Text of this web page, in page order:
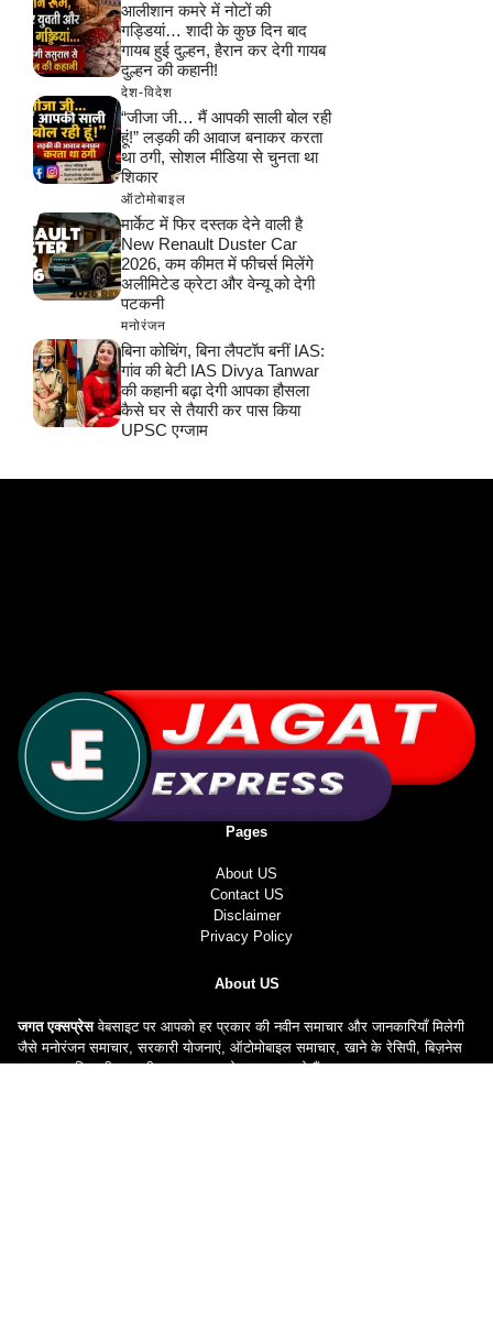
आलीशान कमरे में नोटों की
गड्डियां… शादी के कुछ दिन बाद
गायब हुई दुल्हन, हैरान कर देगी गायब
दुल्हन की कहानी!
देश-विदेश
“जीजा जी… मैं आपकी साली बोल रही
हूं!” लड़की की आवाज बनाकर करता
था ठगी, सोशल मीडिया से चुनता था
शिकार
ऑटोमोबाइल
मार्केट में फिर दस्तक देने वाली है
New Renault Duster Car
2026, कम कीमत में फीचर्स मिलेंगे
अलीमिटेड क्रेटा और वेन्यू को देगी
पटकनी
मनोरंजन
बिना कोचिंग, बिना लैपटॉप बनीं IAS:
गांव की बेटी IAS Divya Tanwar
की कहानी बढ़ा देगी आपका हौसला
कैसे घर से तैयारी कर पास किया
UPSC एग्जाम
Pages
About US
Contact US
Disclaimer
Privacy Policy
About US
जगत एक्सप्रेसवेबसाइट पर आपको हर प्रकार की नवीन समाचार और जानकारियाँ मिलेगी
जैसे मनोरंजन समाचार, सरकारी योजनाएं, ऑटोमोबाइल समाचार, खाने के रेसिपी, बिज़नेस
समाचार आदि सभी सम्बन्धी समाचार आपको उपलब्ध करते हैं।